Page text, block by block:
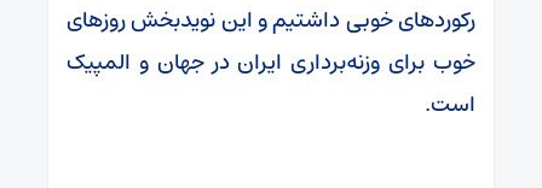
رکوردهای خوبی داشتیم و این نویدبخش روزهای
خوب برای وزنه‌برداری ایران در جهان و المپیک
است.